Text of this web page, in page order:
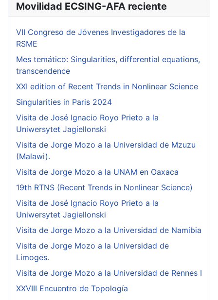
Movilidad ECSING-AFA reciente
VII Congreso de Jóvenes Investigadores de la
RSME
Mes temático: Singularities, differential equations,
transcendence
XXI edition of Recent Trends in Nonlinear Science
Singularities in Paris 2024
Visita de José Ignacio Royo Prieto a la
Uniwersytet Jagiellonski
Visita de Jorge Mozo a la Universidad de Mzuzu
(Malawi).
Visita de Jorge Mozo a la UNAM en Oaxaca
19th RTNS (Recent Trends in Nonlinear Science)
Visita de José Ignacio Royo Prieto a la
Uniwersytet Jagiellonski
Visita de Jorge Mozo a la Universidad de Namibia
Visita de Jorge Mozo a la Universidad de
Limoges.
Visita de Jorge Mozo a la Universidad de Rennes I
XXVIII Encuentro de Topología